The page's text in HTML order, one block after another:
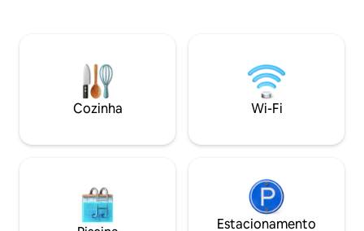
veraneio. Alugado apenas para uma
estadia tranquila. Proibido animais.
o belo pátio. Do
antigo moinho de
Kvarnberget, o
atmosfera do
Cozinha Wi-Fi
Estacionamento